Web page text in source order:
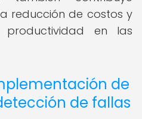
reducción de costos y
en las
de
de fallas